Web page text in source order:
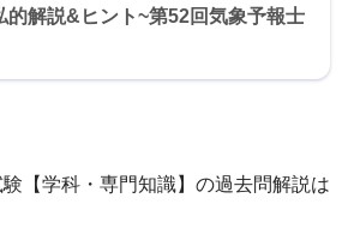
的解説&ヒント~第52回気象予報士
【学科・専門知識】の過去問解説は